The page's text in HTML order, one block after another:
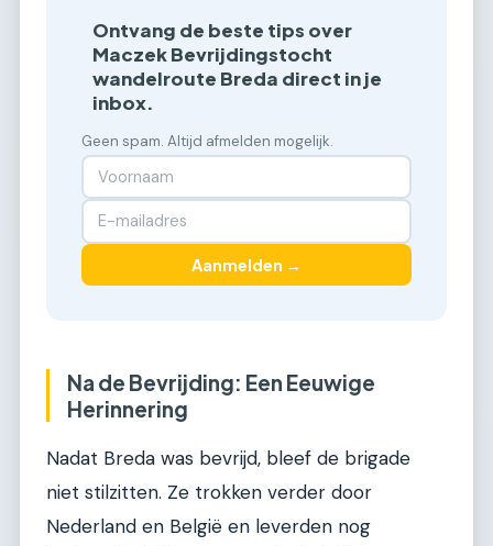
Ontvang de beste tips over
Maczek Bevrijdingstocht
wandelroute Breda direct in je
inbox.
Geen spam. Altijd afmelden mogelijk.
Aanmelden →
Na de Bevrijding: Een Eeuwige
Herinnering
Nadat Breda was bevrijd, bleef de brigade
niet stilzitten. Ze trokken verder door
Nederland en België en leverden nog